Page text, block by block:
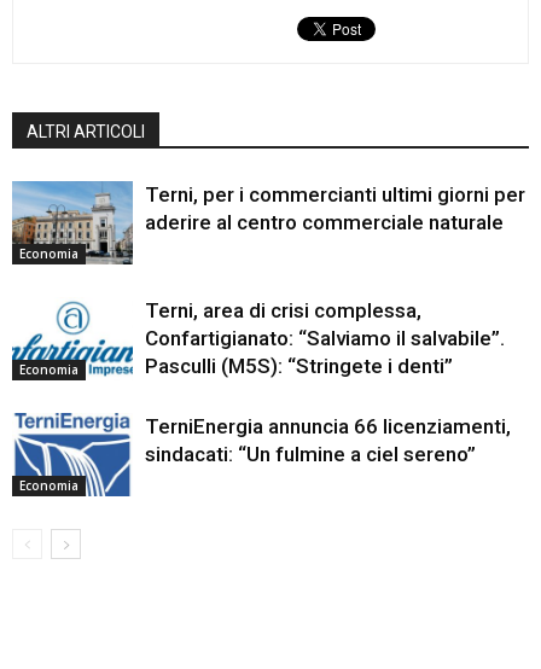
ALTRI ARTICOLI
Economia
Terni, per i commercianti ultimi giorni per
aderire al centro commerciale naturale
Economia
Terni, area di crisi complessa,
Confartigianato: “Salviamo il salvabile”.
Pasculli (M5S): “Stringete i denti”
Economia
TerniEnergia annuncia 66 licenziamenti,
sindacati: “Un fulmine a ciel sereno”